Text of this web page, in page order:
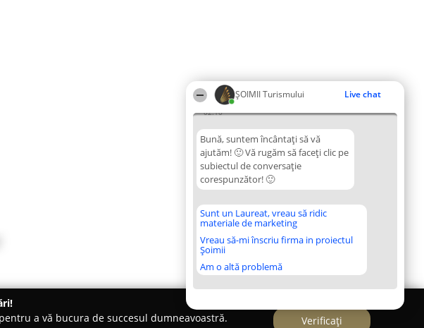
ȘOIMII Turismului Live chat
02:10
Bună, suntem încântați să vă
ajutăm! 🙂 Vă rugăm să faceți clic pe
subiectul de conversație
corespunzător! 🙂
Sunt un Laureat, vreau să ridic
materiale de marketing
Vreau să-mi înscriu firma in proiectul
Șoimii
Am o altă problemă
a vă bucura de succesul dumneavoastră.
Verificați